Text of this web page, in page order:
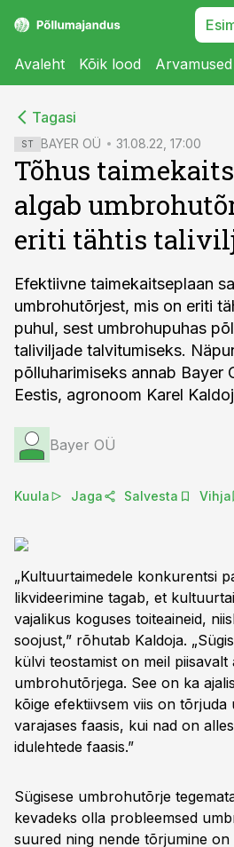
Avaleht Kõik lood Arvamused
Tagasi
ST BAYER OÜ 31.08.22, 17:00
Tõhus
algab
eriti tähtis
Efektiivne taimekaitseplaan
umbrohutõrjest, mis on eriti
puhul, sest umbrohupuhas
taliviljade talvitumiseks.
põlluharimiseks annab Bayer
Eestis, agronoom Karel
Bayer OÜ
Kuula Jaga Salvesta Vihja
„Kultuurtaimedele konkurentsi
likvideerimine tagab, et
vajalikus koguses toiteaineid,
soojust,” rõhutab Kaldoja.
külvi teostamist on meil piisavalt
umbrohutõrjega. See on ka
kõige efektiivsem viis on
varajases faasis, kui nad on
idulehtede faasis.”
Sügisese umbrohutõrje
kevadeks olla probleemsed
suured ning nende tõrjumine on